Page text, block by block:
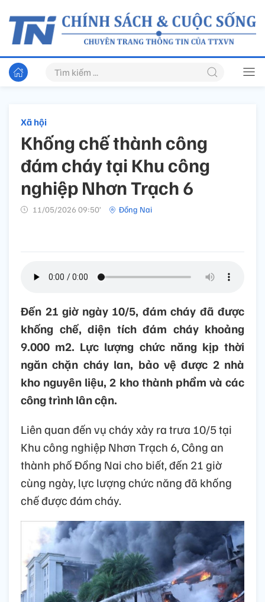
Xã hội
Khống chế thành công
đám cháy tại Khu công
nghiệp Nhơn Trạch 6
11/05/2026 09:50’ Đồng Nai
Đến 21 giờ ngày 10/5, đám cháy đã được
khống chế, diện tích đám cháy khoảng
9.000 m2. Lực lượng chức năng kịp thời
ngăn chặn cháy lan, bảo vệ được 2 nhà
kho nguyên liệu, 2 kho thành phẩm và các
công trình lân cận.
Liên quan đến vụ cháy xảy ra trưa 10/5 tại
Khu công nghiệp Nhơn Trạch 6, Công an
thành phố Đồng Nai cho biết, đến 21 giờ
cùng ngày, lực lượng chức năng đã khống
chế được đám cháy.